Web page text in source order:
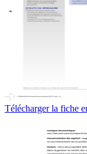
Télécharger la fiche